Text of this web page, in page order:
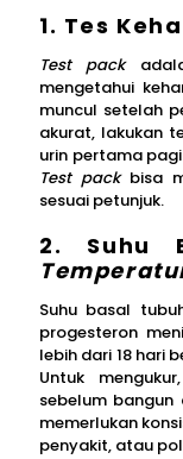
1. Tes
Test pack
mengetahui
muncul setelah
akurat, lakukan
urin pertama
Test pack bisa
sesuai petunjuk.
2. Suhu
Suhu basal
progesteron
lebih dari 18 hari
Untuk
sebelum
memerlukan
penyakit, atau